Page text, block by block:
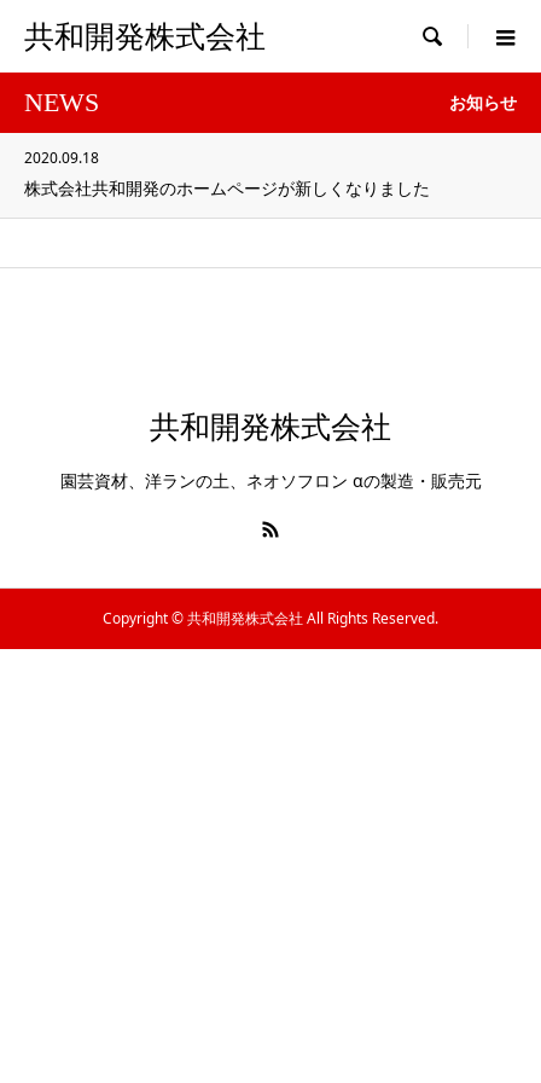
共和開発株式会社 
NEWS お知らせ
2020.09.18
株式会社共和開発のホームページが新しくなりました
共和開発株式会社
園芸資材、洋ランの土、ネオソフロン αの製造・販売元
Copyright © 共和開発株式会社 All Rights Reserved.